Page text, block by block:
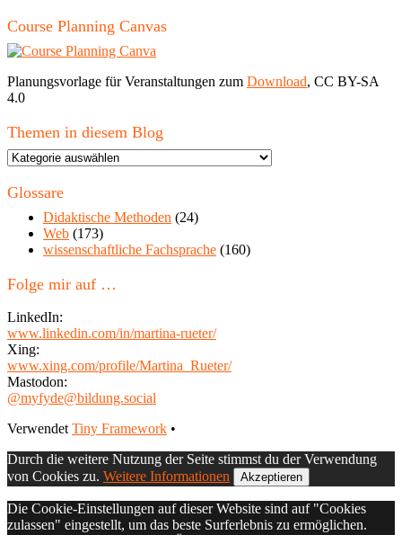
Course Planning Canvas
Planungsvorlage für Veranstaltungen zum Download, CC BY-SA
4.0
Themen in diesem Blog
Themen
diesem
Glossare
Didaktische Methoden (24)
Web (173)
wissenschaftliche Fachsprache (160)
Folge mir auf …
LinkedIn:
www.linkedin.com/in/martina-rueter/
Xing:
www.xing.com/profile/Martina_Rueter/
Mastodon:
@myfyde@bildung.social
Footer
Inhalt
Verwendet Tiny Framework •
Durch die weitere Nutzung der Seite stimmst du der Verwendung
von Cookies zu. Weitere Informationen Akzeptieren
Die Cookie-Einstellungen auf dieser Website sind auf "Cookies
zulassen" eingestellt, um das beste Surferlebnis zu ermöglichen.